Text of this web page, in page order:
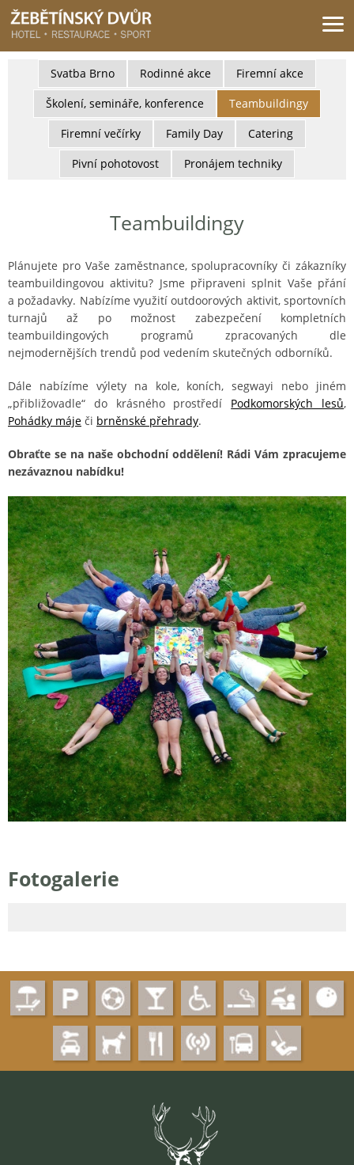
Žebětínský dvůr - Gastro & relax komplex v klidné části města Brna
Svatba Brno Rodinné akce
Firemní akce
Školení, semináře, konference
Teambuildingy
Firemní večírky
Family Day
Catering
Pivní pohotovost
Pronájem techniky
Teambuildingy
Plánujete pro Vaše zaměstnance, spolupracovníky či zákazníky
teambuildingovou aktivitu? Jsme připraveni splnit Vaše přání
a požadavky. Nabízíme využití outdoorových aktivit, sportovních
turnajů až po možnost zabezpečení kompletních
teambuildingových programů zpracovaných dle
nejmodernějších trendů pod vedením skutečných odborníků.
Dále nabízíme výlety na kole, koních, segwayi nebo jiném
„přibližovadle“ do krásného prostředí Podkomorských lesů,
Pohádky máje či brněnské přehrady.
Obraťte se na naše obchodní oddělení! Rádi Vám zpracujeme
nezávaznou nabídku!
Fotogalerie